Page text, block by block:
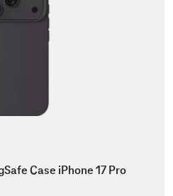
Case iPhone 17 Pro